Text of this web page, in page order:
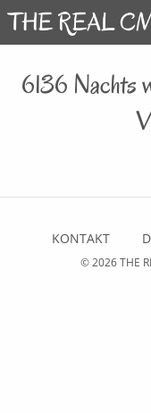
6136 Nachts
KONTAKT
© 2026THE